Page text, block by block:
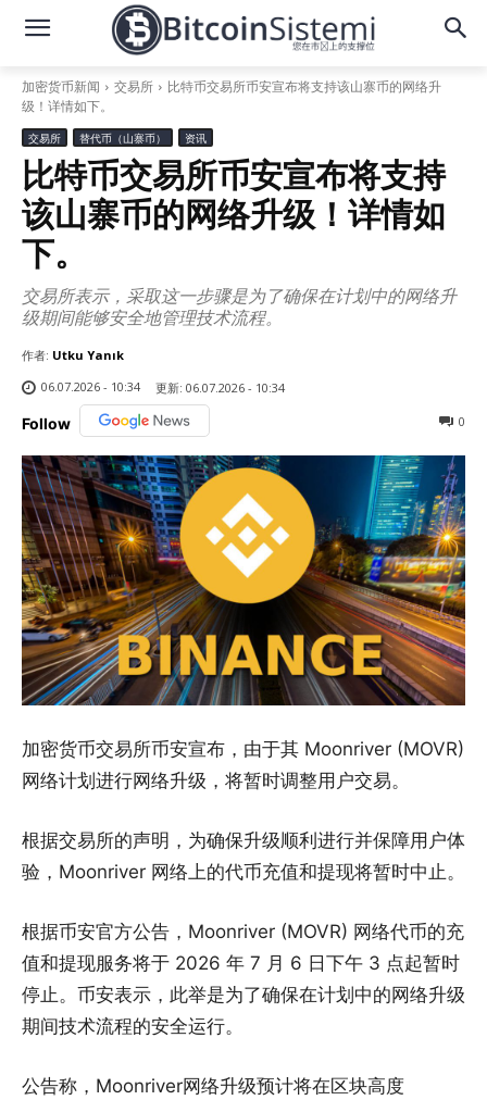
加密货币新闻 交易所
比特币交易所币安宣布将支持该山寨币的网络升
级！详情如下。
交易所 替代币（山寨币） 资讯
比特币交易所币安宣布将支持
该山寨币的网络升级！详情如
下。
交易所表示，采取这一步骤是为了确保在计划中的网络升
级期间能够安全地管理技术流程。
作者: Utku Yanık
06.07.2026 - 10:34
更新: 06.07.2026 - 10:34
Follow 0
加密货币交易所币安宣布，由于其 Moonriver (MOVR)
网络计划进行网络升级，将暂时调整用户交易。
根据交易所的声明，为确保升级顺利进行并保障用户体
验，Moonriver 网络上的代币充值和提现将暂时中止。
根据币安官方公告，Moonriver (MOVR) 网络代币的充
值和提现服务将于 2026 年 7 月 6 日下午 3 点起暂时
停止。币安表示，此举是为了确保在计划中的网络升级
期间技术流程的安全运行。
公告称，Moonriver网络升级预计将在区块高度